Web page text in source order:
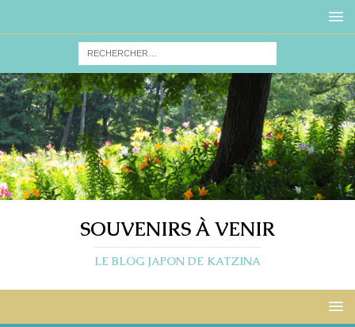
SOUVENIRS À VENIR
LE BLOG JAPON DE KATZINA